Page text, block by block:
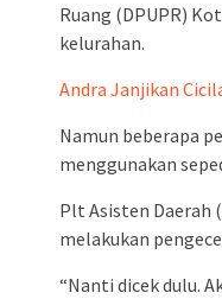
Ruang (DPUPR)
kelurahan.
Andra Janjikan
Namun beberapa
menggunakan
Plt Asisten Daerah
melakukan
“Nanti dicek dulu.